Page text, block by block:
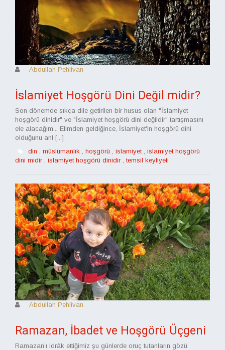
Abdullah Pehlivan
İslamiyet Hoşgörü Dini Değil midir?
Son dönemde sıkça dile getirilen bir husus olan "İslamiyet
hoşgörü dinidir" ve "İslamiyet hoşgörü dini değildir" tartışmasını
ele alacağım... Elimden geldiğince, İslamiyet'in hoşgörü dini
olduğunu anl [...]
din , müslümanlık, hoşgörü , islamiyet, islamiyet hoşgörü
dini midir , islamiyet hoşgörü dinidir , temsil keyfiyeti
Abdullah Pehlivan
Ramazan, İbadet ve Hoşgörü Üçgeni
Ramazan’ı idrâk ettiğimiz şu günlerde oruç tutanların gözü